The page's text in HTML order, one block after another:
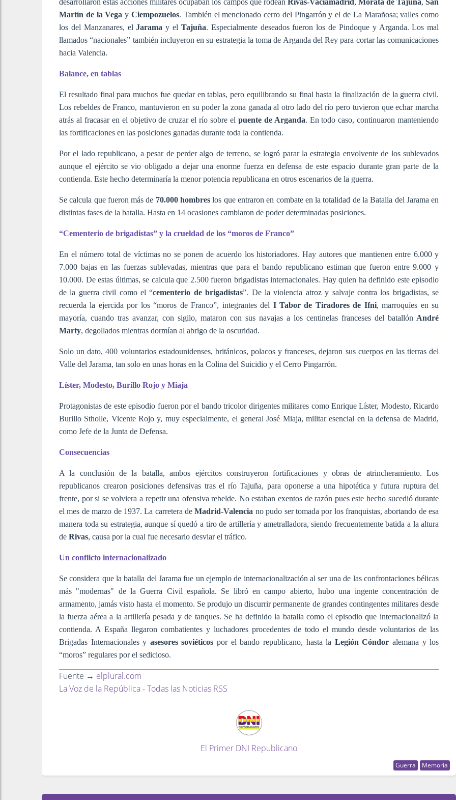
Martín de la Vega y Ciempozuelos. También el mencionado cerro del Pingarrón y el de La Marañosa; valles como
los del Manzanares, elJaramay el Tajuña. Especialmente deseados fueron los de Pindoque y Arganda. Los mal
llamados “nacionales” también incluyeron en su estrategia la toma de Arganda del Rey para cortar las comunicaciones
hacia Valencia.
Balance, en tablas
El resultado final para muchos fue quedar en tablas, pero equilibrando su final hasta la finalización de la guerra civil.
Los rebeldes de Franco, mantuvieron en su poder la zona ganada al otro lado del río pero tuvieron que echar marcha
atrás al fracasar en el objetivo de cruzar el río sobre el puente de Arganda. En todo caso, continuaron manteniendo
las fortificaciones en las posiciones ganadas durante toda la contienda.
Por el lado republicano, a pesar de perder algo de terreno, se logró parar la estrategia envolvente de los sublevados
aunque el ejército se vio obligado a dejar una enorme fuerza en defensa de este espacio durante gran parte de la
contienda. Este hecho determinaría la menor potencia republicana en otros escenarios de la guerra.
Se calcula que fueron más de 70.000 hombres los que entraron en combate en la totalidad de la Batalla del Jarama en
distintas fases de la batalla. Hasta en 14 ocasiones cambiaron de poder determinadas posiciones.
“Cementerio de brigadistas” y la crueldad de los “moros de Franco”
En el número total de víctimas no se ponen de acuerdo los historiadores. Hay autores que mantienen entre 6.000 y
7.000 bajas en las fuerzas sublevadas, mientras que para el bando republicano estiman que fueron entre 9.000 y
10.000. De estas últimas, se calcula que 2.500 fueron brigadistas internacionales. Hay quien ha definido este episodio
de la guerra civil como el “cementerio de brigadistas”. De la violencia atroz y salvaje contra los brigadistas, se
recuerda la ejercida por los “moros de Franco”, integrantes del I Tabor de Tiradores de Ifni, marroquíes en su
mayoría, cuando tras avanzar, con sigilo, mataron con sus navajas a los centinelas franceses del batallón André
Marty, degollados mientras dormían al abrigo de la oscuridad.
Solo un dato, 400 voluntarios estadounidenses, británicos, polacos y franceses, dejaron sus cuerpos en las tierras del
Valle del Jarama, tan solo en unas horas en la Colina del Suicidio y el Cerro Pingarrón.
Líster, Modesto, Burillo Rojo y Miaja
Protagonistas de este episodio fueron por el bando tricolor dirigentes militares como Enrique Líster, Modesto, Ricardo
Burillo Stholle, Vicente Rojo y, muy especialmente, el general José Miaja, militar esencial en la defensa de Madrid,
como Jefe de la Junta de Defensa.
Consecuencias
A la conclusión de la batalla, ambos ejércitos construyeron fortificaciones y obras de atrincheramiento. Los
republicanos crearon posiciones defensivas tras el río Tajuña, para oponerse a una hipotética y futura ruptura del
frente, por si se volviera a repetir una ofensiva rebelde. No estaban exentos de razón pues este hecho sucedió durante
el mes de marzo de 1937. La carretera deMadrid-Valencia no pudo ser tomada por los franquistas, abortando de esa
manera toda su estrategia, aunque sí quedó a tiro de artillería y ametralladora, siendo frecuentemente batida a la altura
de Rivas, causa por la cual fue necesario desviar el tráfico.
Un conflicto internacionalizado
Se considera que la batalla del Jarama fue un ejemplo de internacionalización al ser una de las confrontaciones bélicas
más "modernas" de la Guerra Civil española. Se libró en campo abierto, hubo una ingente concentración de
armamento, jamás visto hasta el momento. Se produjo un discurrir permanente de grandes contingentes militares desde
la fuerza aérea a la artillería pesada y de tanques. Se ha definido la batalla como el episodio que internacionalizó la
contienda. A España llegaron combatientes y luchadores procedentes de todo el mundo desde voluntarios de las
Brigadas Internacionales y asesores soviéticos por el bando republicano, hasta la Legión Cóndor alemana y los
“moros” regulares por el sedicioso.
Fuente → elplural.com
La Voz de la República - Todas las Noticias RSS
El Primer DNI Republicano
Guerra Memoria